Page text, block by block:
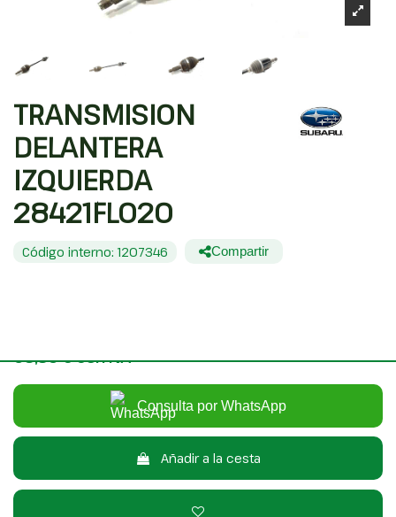
TRANSMISION
DELANTERA
IZQUIERDA
28421FL020
Código interno: 1207346 Compartir
96,80 €Con IVA
Consulta por WhatsApp
Añadir a la cesta